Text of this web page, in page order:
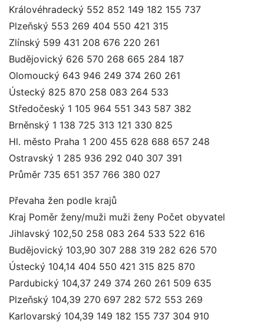
Královéhradecký 552 852 149 182 155 737
Plzeňský 553 269 404 550 421 315
Zlínský 599 431 208 676 220 261
Budějovický 626 570 268 665 284 187
Olomoucký 643 946 249 374 260 261
Ústecký 825 870 258 083 264 533
Středočeský 1 105 964 551 343 587 382
Brněnský 1 138 725 313 121 330 825
Hl. město Praha 1 200 455 628 688 657 248
Ostravský 1 285 936 292 040 307 391
Průměr 735 651 357 766 380 027
Převaha žen podle krajů
Kraj Poměr ženy/muži muži ženy Počet obyvatel
Jihlavský 102,50 258 083 264 533 522 616
Budějovický 103,90 307 288 319 282 626 570
Ústecký 104,14 404 550 421 315 825 870
Pardubický 104,37 249 374 260 261 509 635
Plzeňský 104,39 270 697 282 572 553 269
Karlovarský 104,39 149 182 155 737 304 910